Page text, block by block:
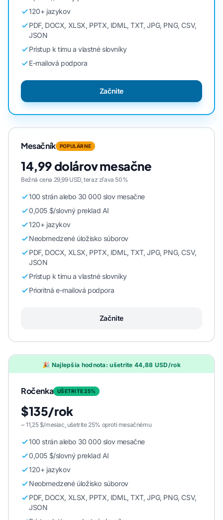
120+ jazykov
PDF, DOCX, XLSX, PPTX, IDML, TXT, JPG, PNG, CSV,
JSON
Prístup k tímu a vlastné slovníky
E-mailová podpora
Začnite
Mesačník POPULÁRNE
14,99 dolárov mesačne
Bežná cena 29,99 USD, teraz zľava 50%
100 strán alebo 30 000 slov mesačne
0,005 $/slovný preklad AI
120+ jazykov
Neobmedzené úložisko súborov
PDF, DOCX, XLSX, PPTX, IDML, TXT, JPG, PNG, CSV,
JSON
Prístup k tímu a vlastné slovníky
Prioritná e-mailová podpora
Začnite
🎉 Najlepšia hodnota: ušetrite 44,88 USD/rok
Ročenka UŠETRITE 25%
$135/rok
~ 11,25 $/mesiac, ušetrite 25% oproti mesačnému
100 strán alebo 30 000 slov mesačne
0,005 $/slovný preklad AI
120+ jazykov
Neobmedzené úložisko súborov
PDF, DOCX, XLSX, PPTX, IDML, TXT, JPG, PNG, CSV,
JSON